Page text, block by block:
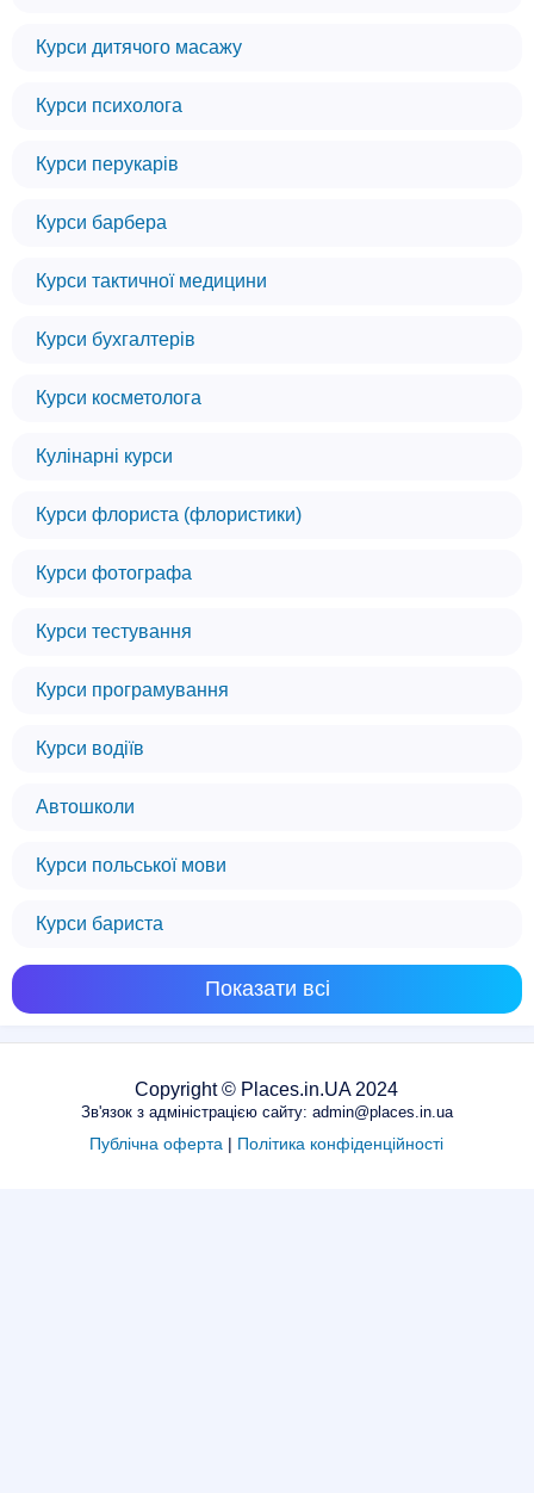
Курси дитячого масажу
Курси психолога
Курси перукарів
Курси барбера
Курси тактичної медицини
Курси бухгалтерів
Курси косметолога
Кулінарні курси
Курси флориста (флористики)
Курси фотографа
Курси тестування
Курси програмування
Курси водіїв
Автошколи
Курси польської мови
Курси бариста
Показати всі
Copyright © Places.in.UA 2024
Зв'язок з адміністрацією сайту: admin@places.in.ua
Публічна оферта | Політика конфіденційності